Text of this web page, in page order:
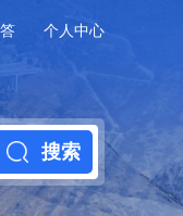
个人中心
搜索